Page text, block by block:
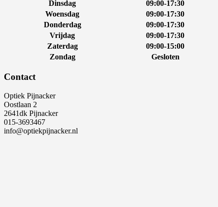
Dinsdag
09:00-17:30
Woensdag
09:00-17:30
Donderdag
09:00-17:30
Vrijdag
09:00-17:30
Zaterdag
09:00-15:00
Zondag
Gesloten
Contact
Optiek Pijnacker
Oostlaan 2
2641dk Pijnacker
015-3693467
info@optiekpijnacker.nl